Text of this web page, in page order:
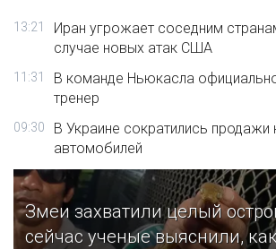
13:21
Иран угрожает соседним
случае новых атак США
11:31
В команде Ньюкасла
тренер
09:30
В Украине сократились продажи
автомобилей
Змеи захватили целый
сейчас ученые выяснили,